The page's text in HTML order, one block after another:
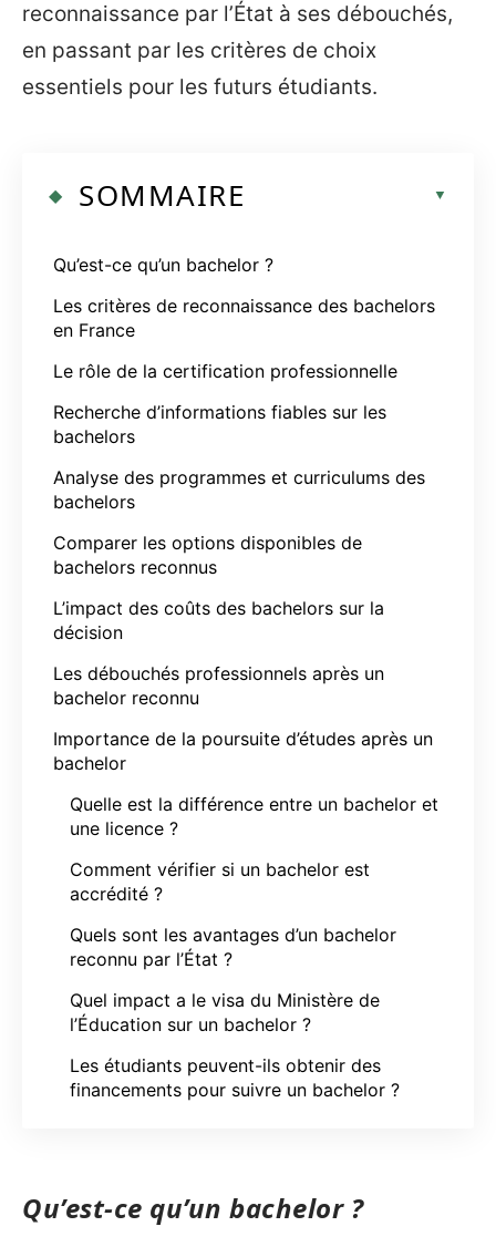
reconnaissance par l’État à ses débouchés,
en passant par les critères de choix
essentiels pour les futurs étudiants.
SOMMAIRE
Qu’est-ce qu’un bachelor ?
Les critères de reconnaissance des bachelors
en France
Le rôle de la certification professionnelle
Recherche d’informations fiables sur les
bachelors
Analyse des programmes et curriculums des
bachelors
Comparer les options disponibles de
bachelors reconnus
L’impact des coûts des bachelors sur la
décision
Les débouchés professionnels après un
bachelor reconnu
Importance de la poursuite d’études après un
bachelor
Quelle est la différence entre un bachelor et
une licence ?
Comment vérifier si un bachelor est
accrédité ?
Quels sont les avantages d’un bachelor
reconnu par l’État ?
Quel impact a le visa du Ministère de
l’Éducation sur un bachelor ?
Les étudiants peuvent-ils obtenir des
financements pour suivre un bachelor ?
Qu’est-ce qu’un bachelor ?